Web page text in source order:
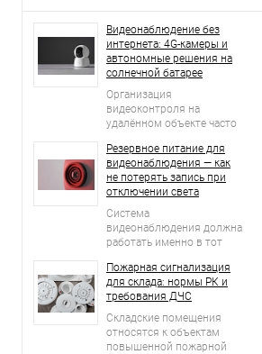
Видеонаблюдение без
интернета: 4G-камеры и
автономные решения на
солнечной батарее
Организация
видеоконтроля на
удалённом объекте часто
вопроса: что делать, если
рядом нет проводного
интернета, стабильной Wi-
Fi-сети и возможности
регулярно подключать
оборудование к
электросети?
Резервное питание для
видеонаблюдения — как
не потерять запись при
отключении света
Система
видеонаблюдения должна
работать именно в тот
нештатная ситуация.
Пожарная сигнализация
для склада: нормы РК и
требования ДЧС
Складские помещения
относятся к объектам
повышенной пожарной